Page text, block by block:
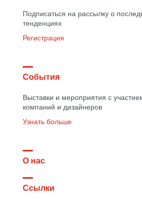
Подписаться на рассылку о
тенденциях
Регистрация
События
Выставки и мероприятия с
компаний и дизайнеров
Узнать больше
О нас
Ссылки